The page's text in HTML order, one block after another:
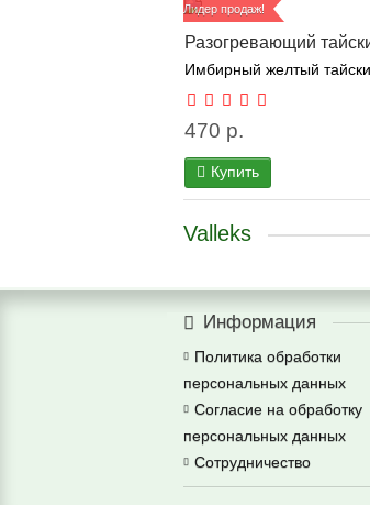
Лидер продаж!
Разогревающий
Имбирный желтый
470 р.
Купить
Valleks
Информация
Политика обработки
персональных данных
Согласие на обработку
персональных данных
Сотрудничество